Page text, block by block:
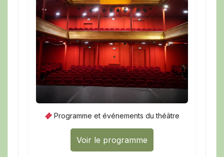
Programme et événements du théâtre
Voir le programme